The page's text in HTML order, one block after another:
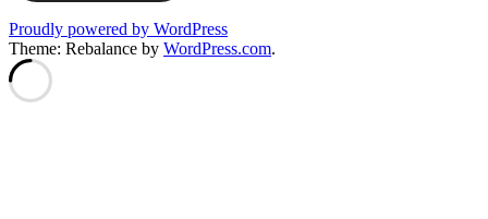
Proudly powered by WordPress
Theme: Rebalance by WordPress.com.